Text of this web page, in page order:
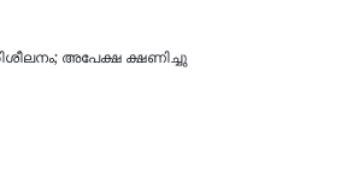
അപേക്ഷ ക്ഷണിച്ചു